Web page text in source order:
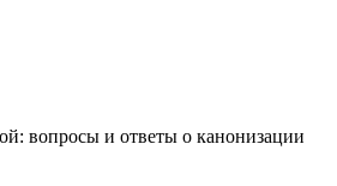
вопросы и ответы о канонизации